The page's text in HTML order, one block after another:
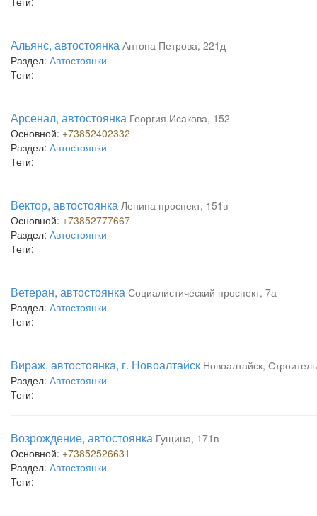
Альянс, автостоянка Антона Петрова, 221д
Раздел: Автостоянки
Теги:
Арсенал, автостоянка Георгия Исакова, 152
Основной: +73852402332
Раздел: Автостоянки
Теги:
Вектор, автостоянка Ленина проспект, 151в
Основной: +73852777667
Раздел: Автостоянки
Теги:
Ветеран, автостоянка Социалистический проспект, 7а
Раздел: Автостоянки
Теги:
Вираж, автостоянка, г. Новоалтайск Новоалтайск,
Раздел: Автостоянки
Теги:
Возрождение, автостоянка Гущина, 171в
Основной: +73852526631
Раздел: Автостоянки
Теги: